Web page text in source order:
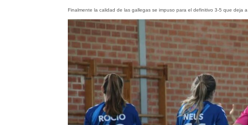
Finalmente la calidad de las gallegas se impuso para el definitivo 3-5 que deja a